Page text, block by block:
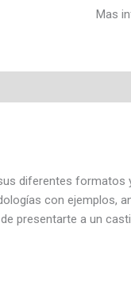
Mas
diferentes
con ejemplos,
presentarte a un